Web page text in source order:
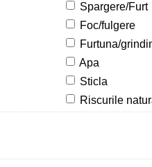
Spargere/Furt
Foc/fulgere
Furtuna/
Apa
Sticla
Riscurile